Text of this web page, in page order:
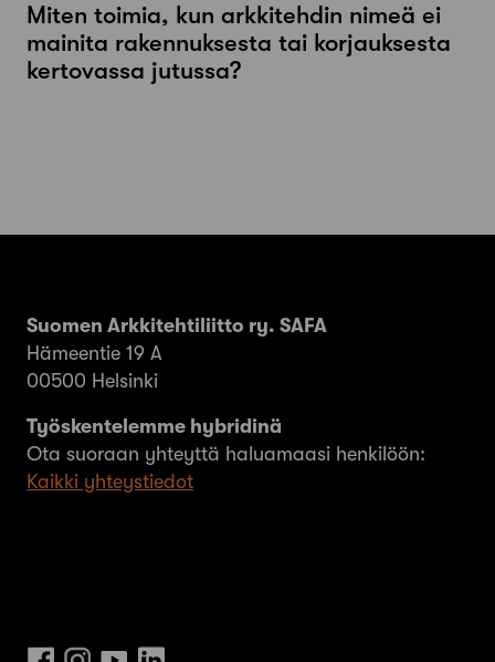
Miten toimia, kun arkkitehdin nimeä ei
mainita rakennuksesta tai korjauksesta
kertovassa jutussa?
Suomen Arkkitehtiliitto ry. SAFA
Hämeentie 19 A
00500 Helsinki
Työskentelemme hybridinä
Ota suoraan yhteyttä haluamaasi henkilöön:
Kaikki yhteystiedot